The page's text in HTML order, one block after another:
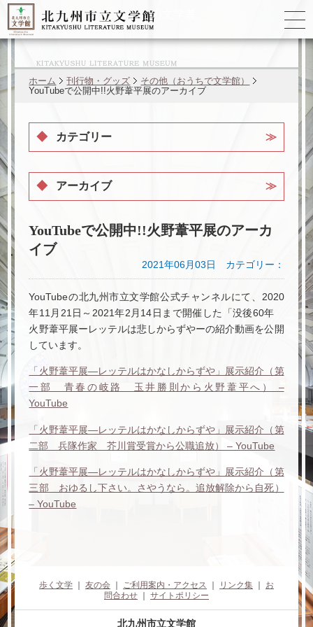
ゆかりの
ホーム 刊行物・グッズ
その他（おうちで文学館）
YouTubeで公開中!!火野葦平展のアーカイブ
YouTubeで公開中!!火野葦平展のアーカ
イブ
2021年06月03日 カテゴリー：
YouTubeの北九州市立文学館公式チャンネルにて、2020
年11月21日～2021年2月14日まで開催した「没後60年
火野葦平展ーレッテルは悲しからずやーの紹介動画を公開
しています。
「火野葦平展―レッテルはかなしからずや」展示紹介（第
一部 青春の岐路 玉井勝則から火野葦平へ） –
YouTube
「火野葦平展―レッテルはかなしからずや」展示紹介（第
二部 兵隊作家 芥川賞受賞から公職追放） – YouTube
「火野葦平展―レッテルはかなしからずや」展示紹介（第
三部 おゆるし下さい。さやうなら。追放解除から自死）
– YouTube
カテゴリー
アーカイブ
歩く文学 友の会 ご利用案内・アクセス リンク集
お
問合わせ
サイトポリシー
北九州市立文学館